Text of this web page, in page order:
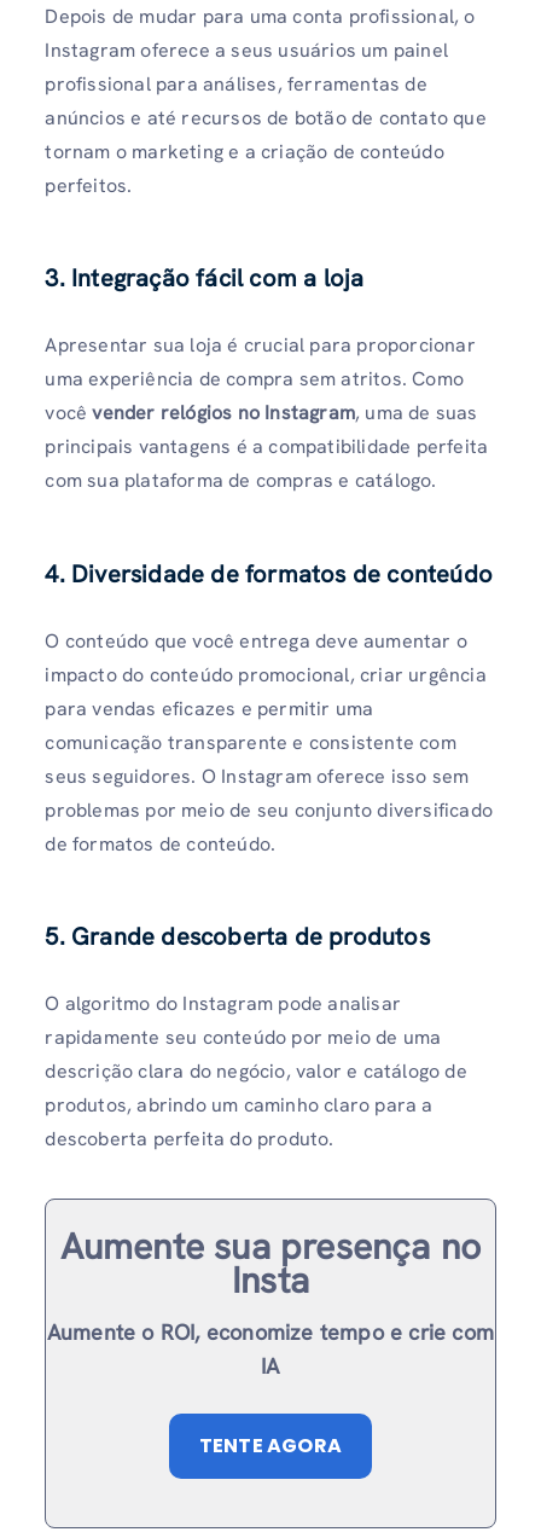
Depois de mudar para uma conta profissional, o
Instagram oferece a seus usuários um painel
profissional para análises, ferramentas de
anúncios e até recursos de botão de contato que
tornam o marketing e a criação de conteúdo
perfeitos.
3. Integração fácil com a loja
Apresentar sua loja é crucial para proporcionar
uma experiência de compra sem atritos. Como
vocêvender relógios no Instagram, uma de suas
principais vantagens é a compatibilidade perfeita
com sua plataforma de compras e catálogo.
4. Diversidade de formatos de conteúdo
O conteúdo que você entrega deve aumentar o
impacto do conteúdo promocional, criar urgência
para vendas eficazes e permitir uma
comunicação transparente e consistente com
seus seguidores. O Instagram oferece isso sem
problemas por meio de seu conjunto diversificado
de formatos de conteúdo.
5. Grande descoberta de produtos
O algoritmo do Instagram pode analisar
rapidamente seu conteúdo por meio de uma
descrição clara do negócio, valor e catálogo de
produtos, abrindo um caminho claro para a
descoberta perfeita do produto.
Aumente sua presença no
Insta
Aumente o ROI, economize tempo e crie com
IA
TENTE AGORA